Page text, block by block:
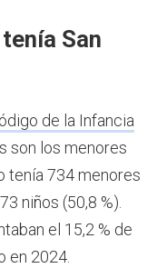
San
de la Infancia
son los menores
tenía 734 menores
niños (50,8 %).
el 15,2 % de
en 2024.